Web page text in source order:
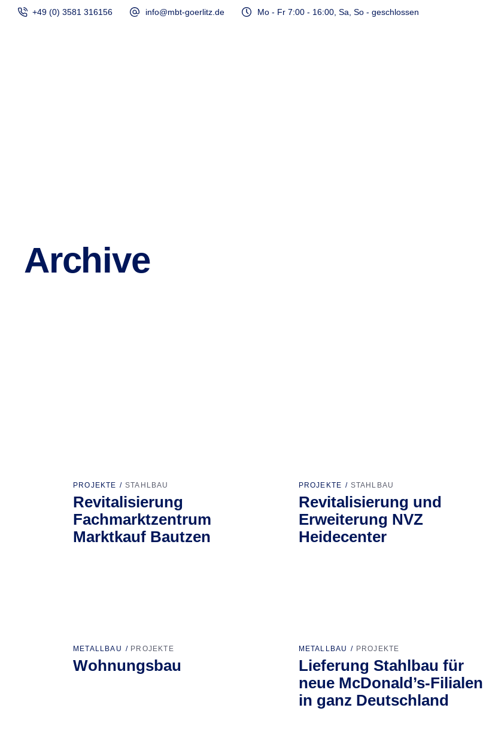
+49 (0) 3581 316156 info@mbt-goerlitz.de Mo - Fr 7:00 - 16:00, Sa, So - geschlossen
Archive
PROJEKTE STAHLBAU
Revitalisierung
Fachmarktzentrum
Marktkauf Bautzen
PROJEKTE STAHLBAU
Revitalisierung und
Erweiterung NVZ
Heidecenter
METALLBAU PROJEKTE
Wohnungsbau
METALLBAU PROJEKTE
Lieferung Stahlbau für
neue McDonald’s-Filialen
in ganz Deutschland